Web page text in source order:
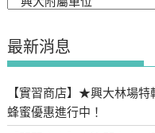
最新消息
【實習商店】★興大林場
蜂蜜優惠進行中！